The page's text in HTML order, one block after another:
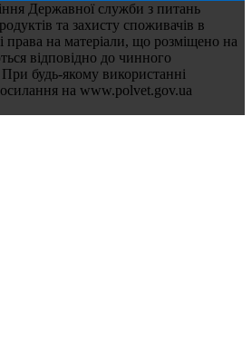
Державної служби з питань
та захисту споживачів в
права на матеріали, що розміщено на
відповідно до чинного
будь-якому використанні
на www.polvet.gov.ua